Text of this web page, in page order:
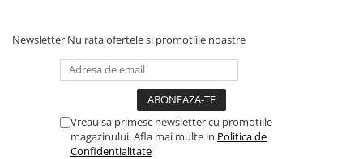
Newsletter Nu rata ofertele si promotiile noastre
Vreau sa primesc newsletter cu promotiile
magazinului. Afla mai multe in Politica de
Confidentialitate